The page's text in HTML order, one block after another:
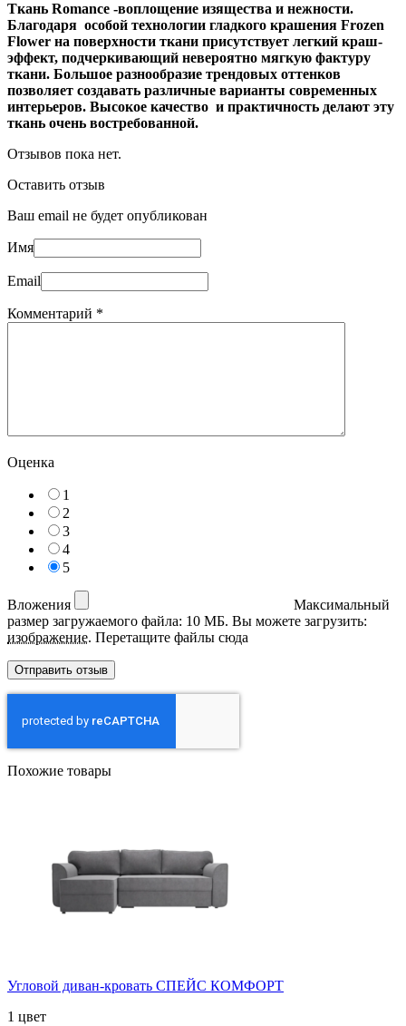
Ткань Romance -воплощение изящества и нежности.
Благодаря особой технологии гладкого крашения Frozen
Flower на поверхности ткани присутствует легкий краш-
эффект, подчеркивающий невероятно мягкую фактуру
ткани. Большое разнообразие трендовых оттенков
позволяет создавать различные варианты современных
интерьеров. Высокое качество и практичность делают эту
ткань очень востребованной.
Отзывов пока нет.
Оставить отзыв
Ваш email не будет опубликован
Имя
Email
Комментарий *
Оценка
1
2
3
4
5
Вложения
Максимальный
размер загружаемого файла: 10 МБ. Вы можете загрузить:
изображение. Перетащите файлы сюда
Похожие товары
Угловой диван-кровать СПЕЙС КОМФОРТ
1 цвет